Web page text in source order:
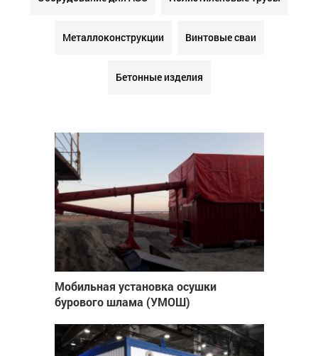
Металлоконструкции Винтовые сваи
Бетонные изделия
Мобильная установка осушки
бурового шлама (УМОШ)